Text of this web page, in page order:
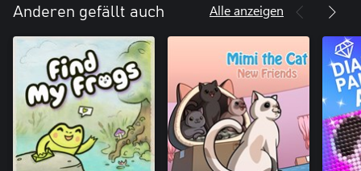
Anderen gefällt auch Alle anzeigen